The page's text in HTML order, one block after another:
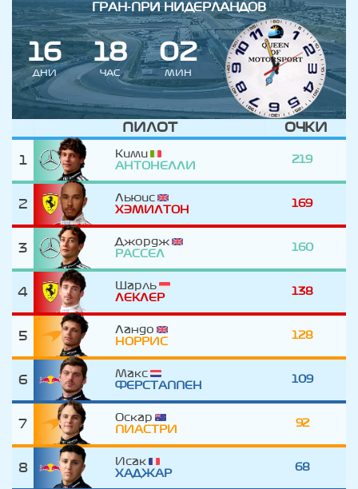
ГРАН-ПРИ НИДЕРЛАНДОВ
16
ДНИ
18
ЧАС
02
МИН
ПИЛОТ ОЧКИ
1
Кими
АНТОНЕЛЛИ
219
2
Льюис
ХЭМИЛТОН
169
3
Джордж
РАССЕЛ
160
4
Шарль
ЛЕКЛЕР
138
5
Ландо
НОРРИС
128
6
Макс
ФЕРСТАППЕН
109
7
Оскар
ПИАСТРИ
92
8
Исак
ХАДЖАР
68